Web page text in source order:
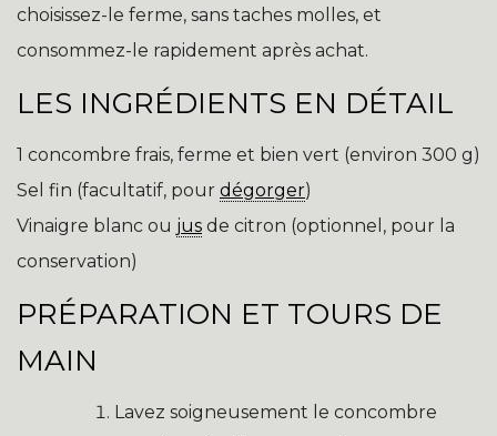
choisissez-le ferme, sans taches molles, et
consommez-le rapidement après achat.
LES INGRÉDIENTS EN DÉTAIL
1 concombre frais, ferme et bien vert (environ 300 g)
Sel fin (facultatif, pour dégorger)
Vinaigre blanc ou jus de citron (optionnel, pour la
conservation)
PRÉPARATION ET TOURS DE
MAIN
Lavez soigneusement le concombre